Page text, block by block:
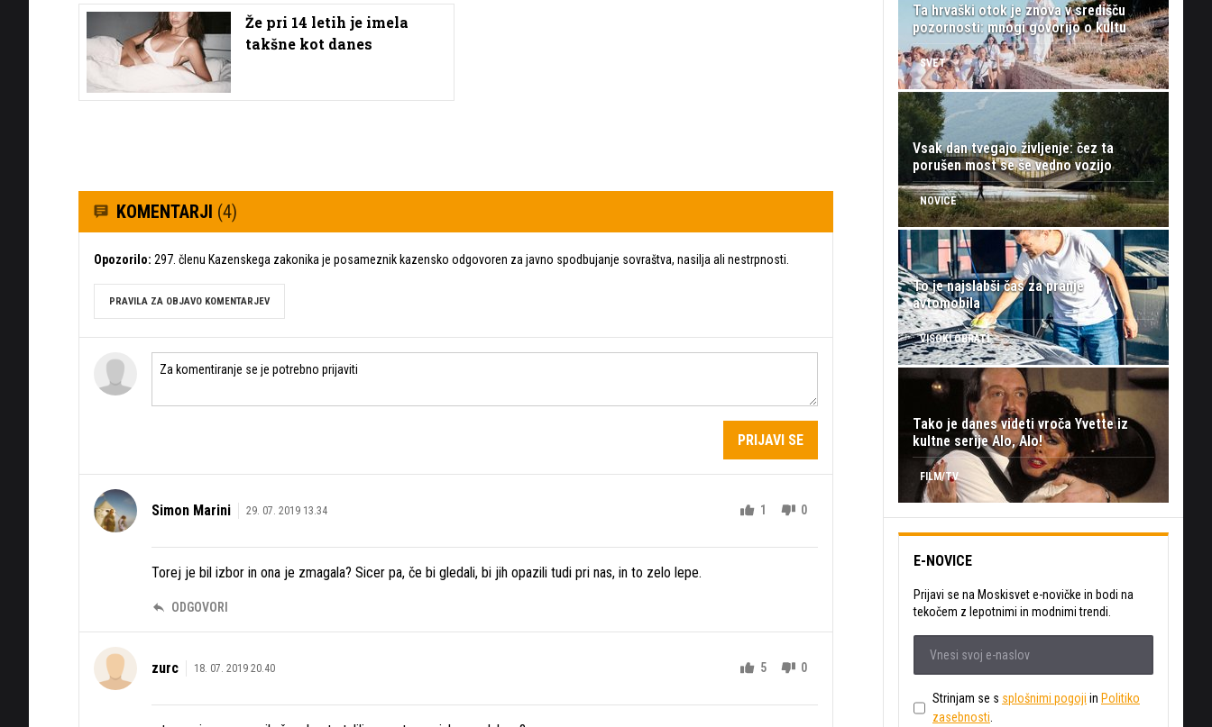
Že pri 14 letih je imela
takšne kot danes
KOMENTARJI (4)
Opozorilo: 297. členu Kazenskega zakonika je posameznik kazensko odgovoren za javno spodbujanje sovraštva, nasilja ali nestrpnosti.
PRAVILA ZA OBJAVO KOMENTARJEV
PRIJAVI SE
Simon Marini 29. 07. 2019 13.34 1 0
Torej je bil izbor in ona je zmagala? Sicer pa, če bi gledali, bi jih opazili tudi pri nas, in to zelo lepe.
ODGOVORI
zurc 18. 07. 2019 20.40 5 0
Ta hrvaški otok je znova v središču
pozornosti: mnogi govorijo o kultu
SVET
Vsak dan tvegajo življenje: čez ta
porušen most se še vedno vozijo
NOVICE
To je najslabši čas za pranje
avtomobila
VISOKI OBRATI
Tako je danes videti vroča Yvette iz
kultne serije Alo, Alo!
FILM/TV
E-NOVICE
Prijavi se na Moskisvet e-novičke in bodi na
tekočem z lepotnimi in modnimi trendi.
Strinjam se s splošnimi pogoji in Politiko
zasebnosti